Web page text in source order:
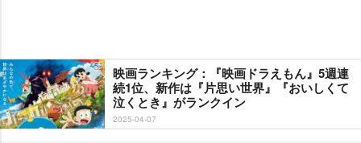
映画ランキング：『映画ドラえもん』5週連
続1位、新作は『片思い世界』『おいしくて
泣くとき』がランクイン
2025-04-07